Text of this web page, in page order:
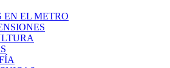
EN EL METRO